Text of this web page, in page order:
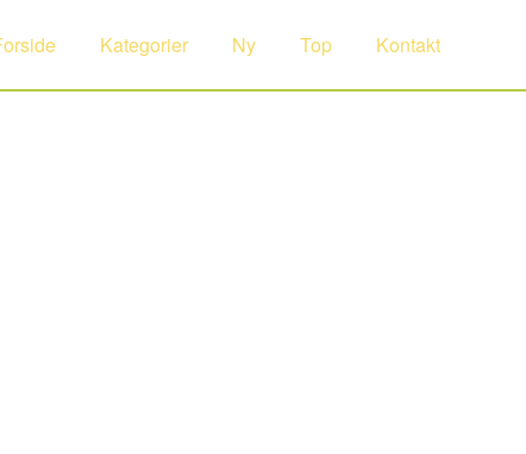
Kategorier Ny Top Kontakt